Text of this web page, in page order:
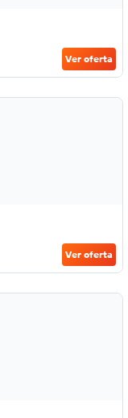
Ver oferta
Ver oferta